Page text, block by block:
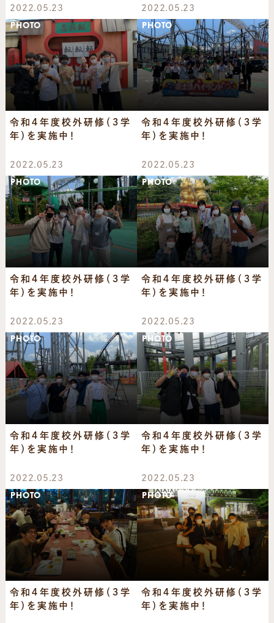
2022.05.23 2022.05.23
PHOTO
令和４年度校外研修（３学
年）を実施中！
2022.05.23
PHOTO
令和４年度校外研修（３学
年）を実施中！
2022.05.23
PHOTO
令和４年度校外研修（３学
年）を実施中！
2022.05.23
PHOTO
令和４年度校外研修（３学
年）を実施中！
2022.05.23
PHOTO
令和４年度校外研修（３学
年）を実施中！
2022.05.23
PHOTO
令和４年度校外研修（３学
年）を実施中！
2022.05.23
PHOTO
令和４年度校外研修（３学
年）を実施中！
PHOTO
令和４年度校外研修（３学
年）を実施中！